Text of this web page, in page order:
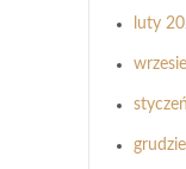
luty